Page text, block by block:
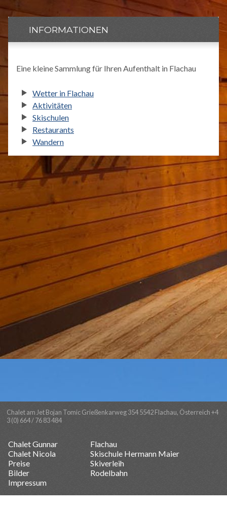
INFORMATIONEN
Eine kleine Sammlung für Ihren Aufenthalt in Flachau
Wetter in Flachau
Aktivitäten
Skischulen
Restaurants
Wandern
Chalet am Jet Bojan Tomic Grießenkarweg 354 5542 Flachau, Österreich +4
3 (0) 664 / 76 83 484
Chalet Gunnar
Chalet Nicola
Preise
Bilder
Impressum
Flachau
Skischule Hermann Maier
Skiverleih
Rodelbahn